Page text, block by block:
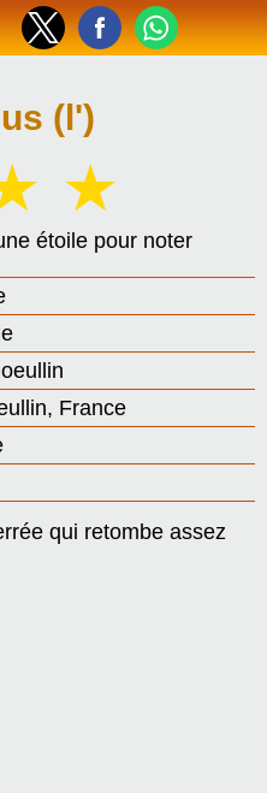
(l')
☆
étoile pour noter
France
qui retombe assez